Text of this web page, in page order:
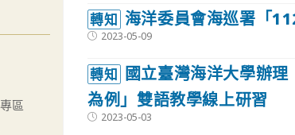
轉知 海洋委員會海巡署「
Post2023-05-09
轉知 國立臺灣海洋大學辦
為例」雙語教學線上研習
Post2023-05-03
區